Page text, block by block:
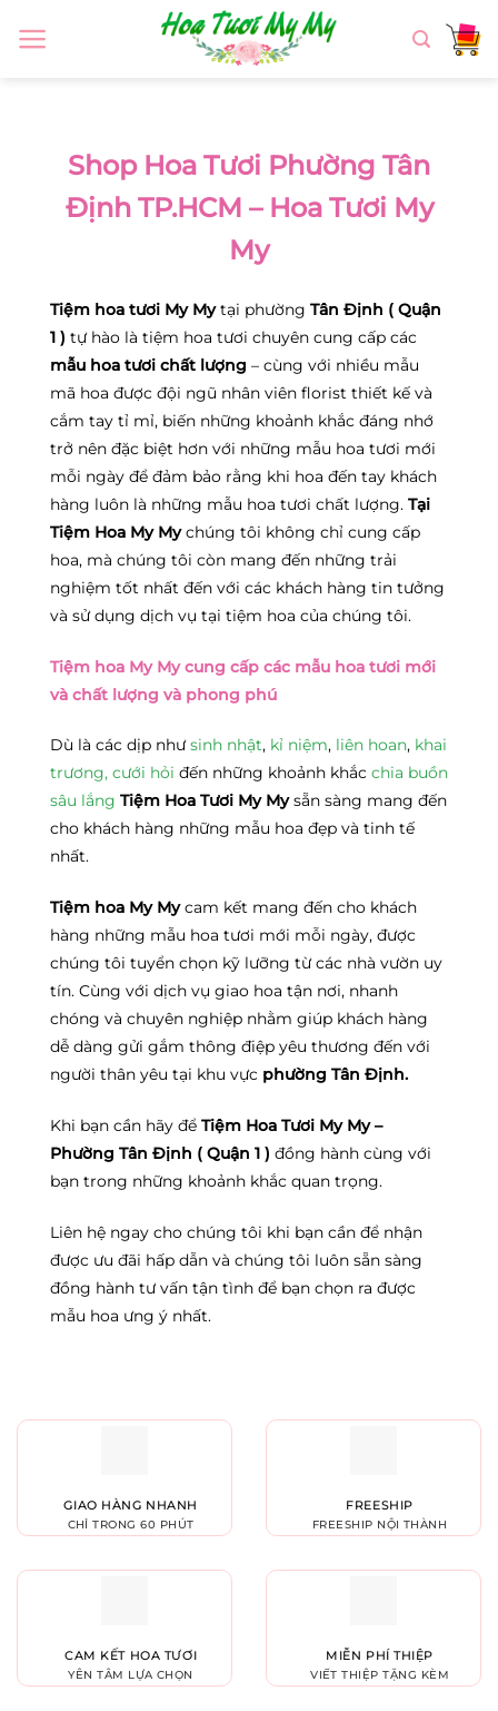
đến
Shop Hoa Tươi Phường Tân
Định TP.HCM – Hoa Tươi My
My
Tiệm hoa tươi My Mytại phường Tân Định ( Quận
1 ) tự hào là tiệm hoa tươi chuyên cung cấp các
mẫu hoa tươi chất lượng – cùng với nhiều mẫu
mã hoa được đội ngũ nhân viên florist thiết kế và
cắm tay tỉ mỉ, biến những khoảnh khắc đáng nhớ
trở nên đặc biệt hơn với những mẫu hoa tươi mới
mỗi ngày để đảm bảo rằng khi hoa đến tay khách
hàng luôn là những mẫu hoa tươi chất lượng. Tại
Tiệm Hoa My Mychúng tôi không chỉ cung cấp
hoa, mà chúng tôi còn mang đến những trải
nghiệm tốt nhất đến với các khách hàng tin tưởng
và sử dụng dịch vụ tại tiệm hoa của chúng tôi.
Tiệm hoa My My cung cấp các mẫu hoa tươi mới
và chất lượng và phong phú
Dù là các dịp nhưsinh nhật, kỉ niệm, liên hoan, khai
trương, cưới hỏi đến những khoảnh khắc chia buồn
sâu lắng Tiệm Hoa Tươi My Mysẵn sàng mang đến
cho khách hàng những mẫu hoa đẹp và tinh tế
nhất.
Tiệm hoa My Mycam kết mang đến cho khách
hàng những mẫu hoa tươi mới mỗi ngày, được
chúng tôi tuyển chọn kỹ lưỡng từ các nhà vườn uy
tín. Cùng với dịch vụ giao hoa tận nơi, nhanh
chóng và chuyên nghiệp nhằm giúp khách hàng
dễ dàng gửi gắm thông điệp yêu thương đến với
người thân yêu tại khu vực phường Tân Định.
Khi bạn cần hãy để Tiệm Hoa Tươi My My –
Phường Tân Định ( Quận 1 ) đồng hành cùng với
bạn trong những khoảnh khắc quan trọng.
Liên hệ ngay cho chúng tôi khi bạn cần để nhận
được ưu đãi hấp dẫn và chúng tôi luôn sẵn sàng
đồng hành tư vấn tận tình để bạn chọn ra được
mẫu hoa ưng ý nhất.
GIAO HÀNG NHANH
CHỈ TRONG 60 PHÚT
FREESHIP
FREESHIP NỘI THÀNH
CAM KẾT HOA TƯƠI
YÊN TÂM LỰA CHỌN
MIỄN PHÍ THIỆP
VIẾT THIỆP TẶNG KÈM